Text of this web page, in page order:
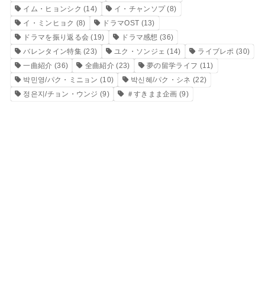
イム・ヒョンシク (14) イ・チャンソプ(8)
イ・ミンヒョク (8) ドラマOST (13)
ドラマを振り返る会 (19) ドラマ感想 (36)
バレンタイン特集(23) ユク・ソンジェ (14) ライブレポ (30)
一曲紹介 (36) 全曲紹介 (23) 夢の留学ライフ (11)
박민영/パク・ミニョン (10) 박신혜/パク・シネ (22)
정은지/チョン・ウンジ (9) ＃すきまま企画 (9)